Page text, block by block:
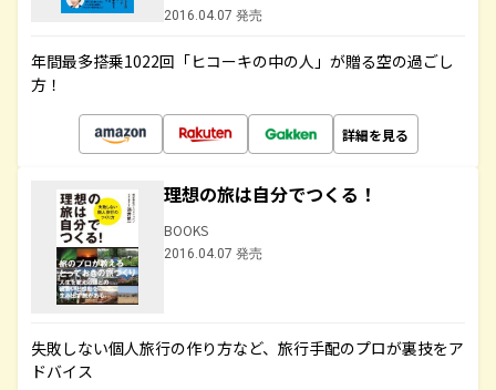
2016.04.07 発売
年間最多搭乗1022回「ヒコーキの中の人」が贈る空の過ごし
方！
詳細を見る
理想の旅は自分でつくる！
BOOKS
2016.04.07 発売
失敗しない個人旅行の作り方など、旅行手配のプロが裏技をア
ドバイス